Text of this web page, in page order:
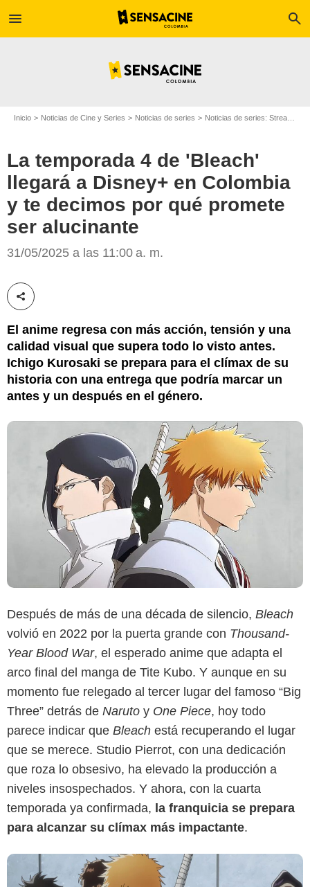
menu search
Inicio Noticias de Cine y Series Noticias de series Noticias de series: Streaming
La temporada 4 de 'Bleach'
llegará a Disney+ en Colombia
y te decimos por qué promete
ser alucinante
31/05/2025 a las 11:00 a. m.
Compartir esta noticia
El anime regresa con más acción, tensión y una
calidad visual que supera todo lo visto antes.
Ichigo Kurosaki se prepara para el clímax de su
historia con una entrega que podría marcar un
antes y un después en el género.
Después de más de una década de silencio, Bleach
volvió en 2022 por la puerta grande con Thousand-
Year Blood War, el esperado anime que adapta el
arco final del manga de Tite Kubo. Y aunque en su
momento fue relegado al tercer lugar del famoso “Big
Three” detrás de Naruto y One Piece, hoy todo
parece indicar que Bleach está recuperando el lugar
que se merece. Studio Pierrot, con una dedicación
que roza lo obsesivo, ha elevado la producción a
niveles insospechados. Y ahora, con la cuarta
temporada ya confirmada, la franquicia se prepara
para alcanzar su clímax más impactante.
Disney+